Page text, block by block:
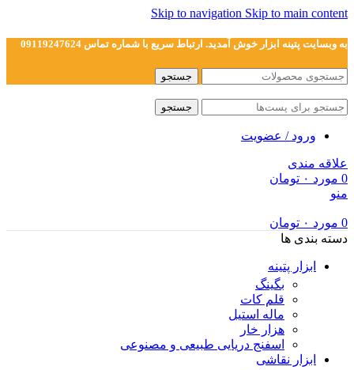
Skip to navigation Skip to main content
به وبسایت پتینه ابزار خوش آمدید. ارتباط سریع با شماره تماس 09119247624
جستجو
جستجو
ورود / عضویت
علاقه مندی
0 مورد ۰ تومان
منو
0 مورد ۰ تومان
دسته بندی ها
ابزار پتینه
بگینگ
قلم کات
ماله استیل
هزار خار
اسفنج دریایی طبیعی و مصنوعی
ابزار نقاشی